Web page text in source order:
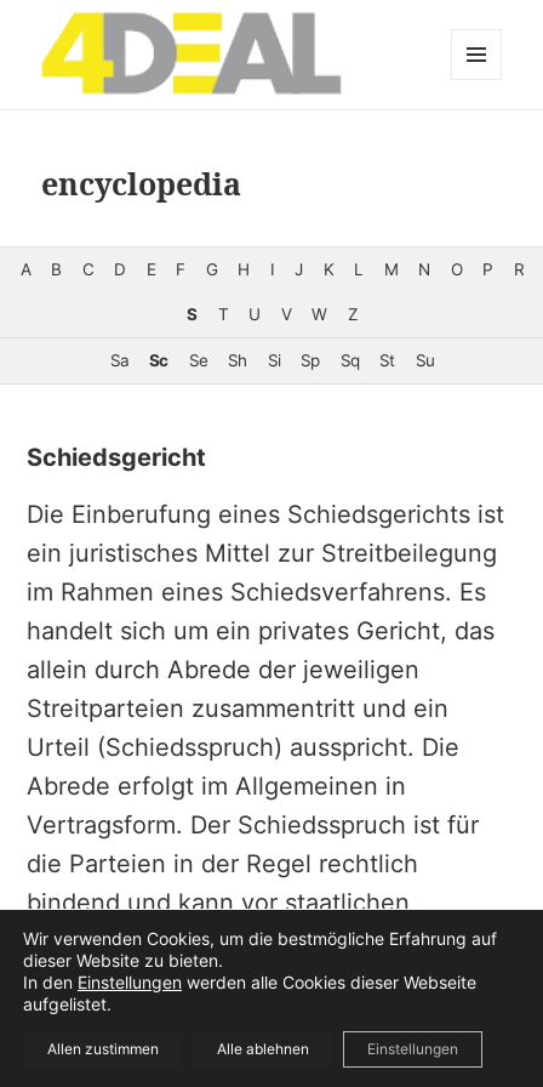
encyclopedia
A B C D E F G H I J K L M N O P R
S T U V W Z
Sa Sc Se Sh Si Sp Sq St Su
Schiedsgericht
Die Einberufung eines Schiedsgerichts ist
ein juristisches Mittel zur Streitbeilegung
im Rahmen eines Schiedsverfahrens. Es
handelt sich um ein privates Gericht, das
allein durch Abrede der jeweiligen
Streitparteien zusammentritt und ein
Urteil (Schiedsspruch) ausspricht. Die
Abrede erfolgt im Allgemeinen in
Vertragsform. Der Schiedsspruch ist für
die Parteien in der Regel rechtlich
bindend und kann vor staatlichen
Gerichten für vollstreckbar erklärt werden.
Datenschutz|Impressum
Wir verwenden Cookies, um die bestmögliche Erfahrung auf
dieser Website zu bieten.
In den Einstellungen werden alle Cookies dieser Webseite
aufgelistet.
Allen zustimmen Alle ablehnen Einstellungen